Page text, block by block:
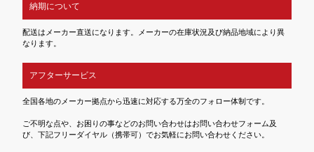
納期について
配送はメーカー直送になります。メーカーの在庫状況及び納品地域により異
なります。
アフターサービス
全国各地のメーカー拠点から迅速に対応する万全のフォロー体制です。
ご不明な点や、お困りの事などのお問い合わせはお問い合わせフォーム及
び、下記フリーダイヤル（携帯可）でお気軽にお問い合わせください。